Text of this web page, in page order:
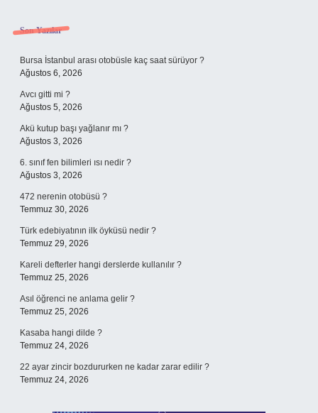
Sidebar
Son Yazılar
Bursa İstanbul arası otobüsle kaç saat sürüyor ?
Ağustos 6, 2026
Avcı gitti mi ?
Ağustos 5, 2026
Akü kutup başı yağlanır mı ?
Ağustos 3, 2026
6. sınıf fen bilimleri ısı nedir ?
Ağustos 3, 2026
472 nerenin otobüsü ?
Temmuz 30, 2026
Türk edebiyatının ilk öyküsü nedir ?
Temmuz 29, 2026
Kareli defterler hangi derslerde kullanılır ?
Temmuz 25, 2026
Asıl öğrenci ne anlama gelir ?
Temmuz 25, 2026
Kasaba hangi dilde ?
Temmuz 24, 2026
22 ayar zincir bozdururken ne kadar zarar edilir ?
Temmuz 24, 2026